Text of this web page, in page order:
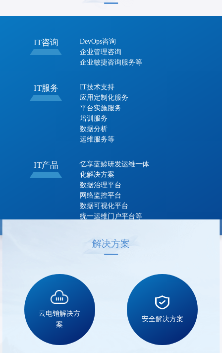
IT咨询
DevOps咨询
企业管理咨询
企业敏捷咨询服务等
IT服务
IT技术支持
应用定制化服务
平台实施服务
培训服务
数据分析
运维服务等
IT产品
忆享蓝鲸研发运维一体
化解决方案
数据治理平台
网络监控平台
数据可视化平台
统一运维门户平台等
解决方案
云电销解决方
案
安全解决方案